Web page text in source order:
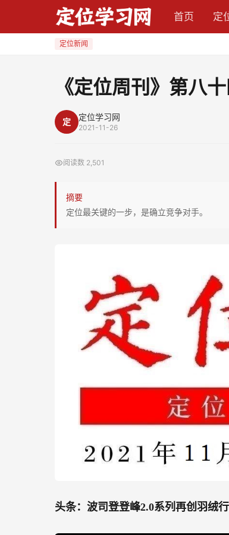
首页 定
定位新闻
《定位周刊》第八
定 定位学习网
2021-11-26
阅读数 2,501
摘要
定位最关键的一步，是确立竞争对手。
头条：波司登登峰2.0系列再创羽绒行
11月25日，波司登正式发布了
落、中国南极昆仑站首任站长李院
验官助阵。众多行业人士、专业协
相较于登峰1.0而言，波司登登峰
以确保每一件羽绒服都能应对真实